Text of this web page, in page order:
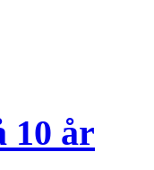
10 år